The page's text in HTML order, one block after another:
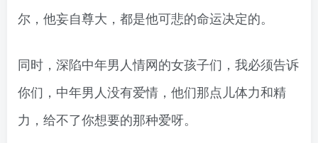
尔，他妄自尊大，都是他可悲的命运决定的。
同时，深陷中年男人情网的女孩子们，我必须告诉
你们，中年男人没有爱情，他们那点儿体力和精
力，给不了你想要的那种爱呀。